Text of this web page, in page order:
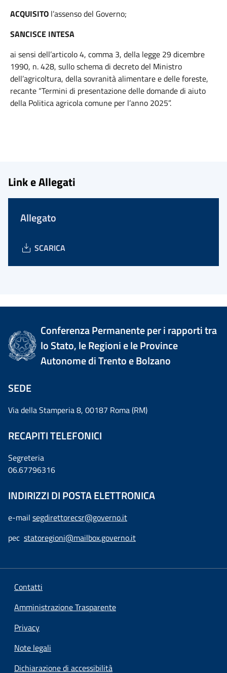
ACQUISITO l’assenso del Governo;
SANCISCE INTESA
ai sensi dell’articolo 4, comma 3, della legge 29 dicembre
1990, n. 428, sullo schema di decreto del Ministro
dell’agricoltura, della sovranità alimentare e delle foreste,
recante “Termini di presentazione delle domande di aiuto
della Politica agricola comune per l’anno 2025”.
Link e Allegati
Allegato
SCARICA
Conferenza Permanente per i rapporti tra
lo Stato, le Regioni e le Province
Autonome di Trento e Bolzano
SEDE
Via della Stamperia 8, 00187 Roma (RM)
RECAPITI TELEFONICI
Segreteria
06.67796316
INDIRIZZI DI POSTA ELETTRONICA
e-mail segdirettorecsr@governo.it
pec statoregioni@mailbox.governo.it
Contatti
Amministrazione Trasparente
Privacy
Note legali
Dichiarazione di accessibilità